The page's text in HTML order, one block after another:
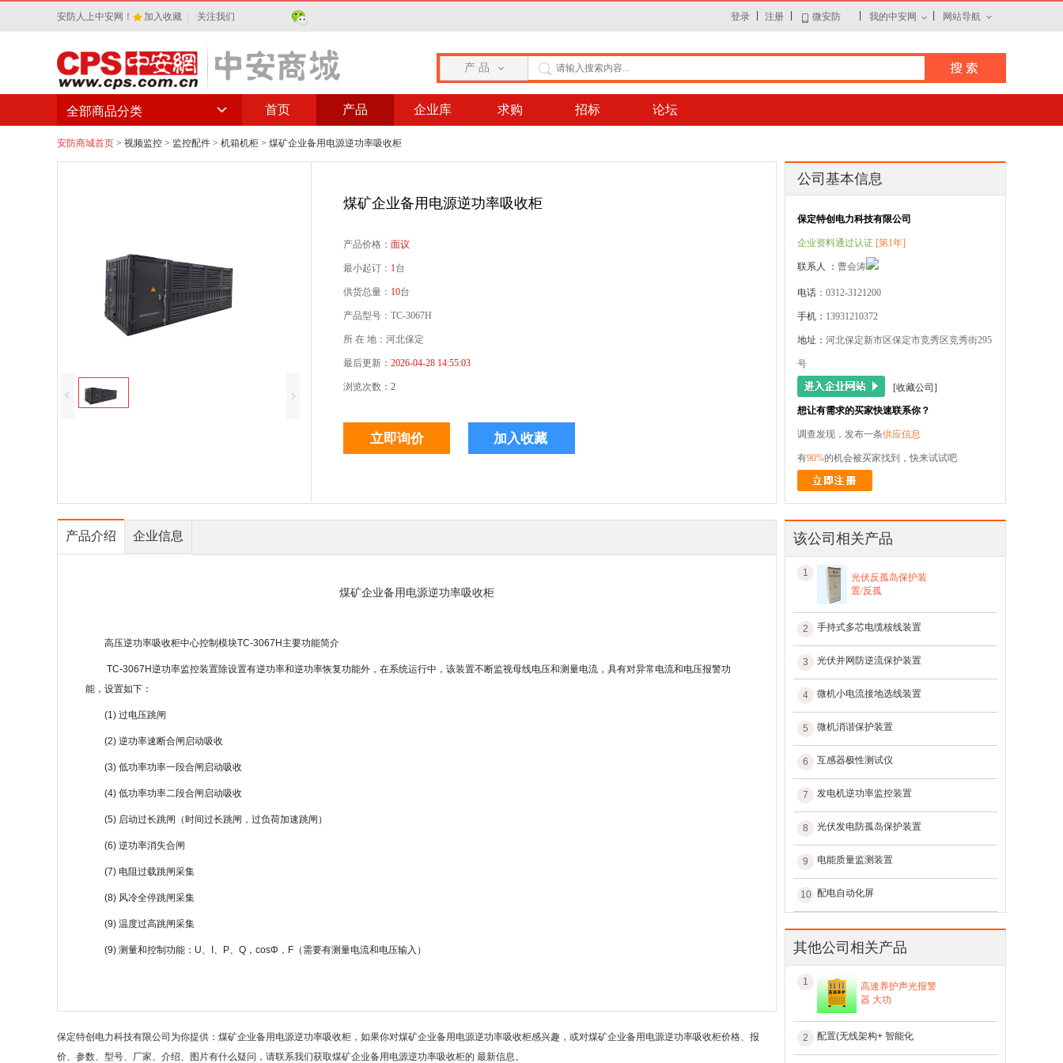
安防人上中安网！ 加入收藏 关注我们 登录 注册 微安防 我的中安网 网站导航
产 品
首页 产品 企业库 求购 招标 论坛
全部商品分类
安防商城首页 > 视频监控 > 监控配件 > 机箱机柜 > 煤矿企业备用电源逆功率吸收柜
煤矿企业备用电源逆功率吸收柜
产品价格： 面议
最小起订： 1台
供货总量： 10台
产品型号：TC-3067H
所 在 地：河北保定
最后更新： 2026-04-28 14:55:03
浏览次数： 2
产品介绍 企业信息
煤矿企业备用电源逆功率吸收柜
高压逆功率吸收柜中心控制模块TC-3067H主要功能简介
TC-3067H逆功率监控装置除设置有逆功率和逆功率恢复功能外，在系统运行中，该装置不断监视母线电压和测量电流，具有对异常电流和电压报警功
能，设置如下：
(1) 过电压跳闸
(2) 逆功率速断合闸启动吸收
(3) 低功率功率一段合闸启动吸收
(4) 低功率功率二段合闸启动吸收
(5) 启动过长跳闸（时间过长跳闸，过负荷加速跳闸）
(6) 逆功率消失合闸
(7) 电阻过载跳闸采集
(8) 风冷全停跳闸采集
(9) 温度过高跳闸采集
(9) 测量和控制功能：U、I、P、Q，cosΦ，F（需要有测量电流和电压输入）
保定特创电力科技有限公司为你提供：煤矿企业备用电源逆功率吸收柜，如果你对煤矿企业备用电源逆功率吸收柜感兴趣，或对煤矿企业备用电源逆功率吸收柜价格、报
价、参数、型号、厂家、介绍、图片有什么疑问，请联系我们获取煤矿企业备用电源逆功率吸收柜的 最新信息。
公司基本信息
保定特创电力科技有限公司
企业资料通过认证 [第1年]
联系人 ： 曹会涛
电话 ：0312-3121200
手机： 13931210372
地址： 河北保定新市区保定市竞秀区竞秀街295
号
[收藏公司]
想让有需求的买家快速联系你？
调查发现，发布一条供应信息
有90%的机会被买家找到，快来试试吧
该公司相关产品
1
光伏反孤岛保护装
置/反孤
2 手持式多芯电缆核线装置
3 光伏并网防逆流保护装置
4 微机小电流接地选线装置
5 微机消谐保护装置
6 互感器极性测试仪
7 发电机逆功率监控装置
8 光伏发电防孤岛保护装置
9 电能质量监测装置
10 配电自动化屏
其他公司相关产品
1
高速养护声光报警
器 大功
2 配置(无线架构+ 智能化